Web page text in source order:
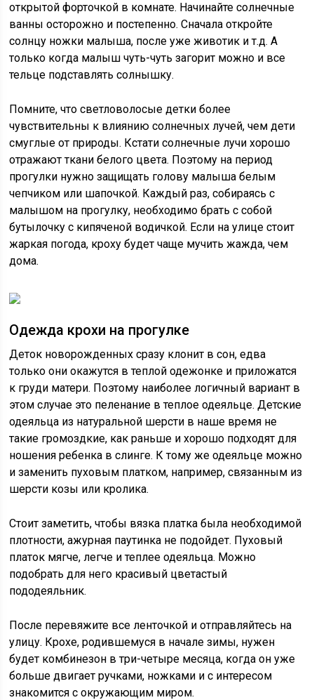
открытой форточкой в комнате. Начинайте солнечные
ванны осторожно и постепенно. Сначала откройте
солнцу ножки малыша, после уже животик и т.д. А
только когда малыш чуть-чуть загорит можно и все
тельце подставлять солнышку.
Помните, что светловолосые детки более
чувствительны к влиянию солнечных лучей, чем дети
смуглые от природы. Кстати солнечные лучи хорошо
отражают ткани белого цвета. Поэтому на период
прогулки нужно защищать голову малыша белым
чепчиком или шапочкой. Каждый раз, собираясь с
малышом на прогулку, необходимо брать с собой
бутылочку с кипяченой водичкой. Если на улице стоит
жаркая погода, кроху будет чаще мучить жажда, чем
дома.
Одежда крохи на прогулке
Деток новорожденных сразу клонит в сон, едва
только они окажутся в теплой одежонке и приложатся
к груди матери. Поэтому наиболее логичный вариант в
этом случае это пеленание в теплое одеяльце. Детские
одеяльца из натуральной шерсти в наше время не
такие громоздкие, как раньше и хорошо подходят для
ношения ребенка в слинге. К тому же одеяльце можно
и заменить пуховым платком, например, связанным из
шерсти козы или кролика.
Стоит заметить, чтобы вязка платка была необходимой
плотности, ажурная паутинка не подойдет. Пуховый
платок мягче, легче и теплее одеяльца. Можно
подобрать для него красивый цветастый
пододеяльник.
После перевяжите все ленточкой и отправляйтесь на
улицу. Крохе, родившемуся в начале зимы, нужен
будет комбинезон в три-четыре месяца, когда он уже
больше двигает ручками, ножками и с интересом
знакомится с окружающим миром.